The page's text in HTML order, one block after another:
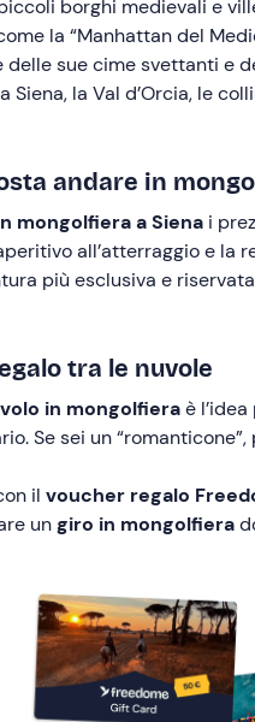
borghi medievali e
la “Manhattan del
delle sue cime svettanti e
Siena, la Val d’Orcia, le
andare in
mongolfiera a Siena i
all’atterraggio e la
più esclusiva e
tra le nuvole
volo in mongolfieraè
Se sei un
il voucher regalo
ungiro in mongolfiera